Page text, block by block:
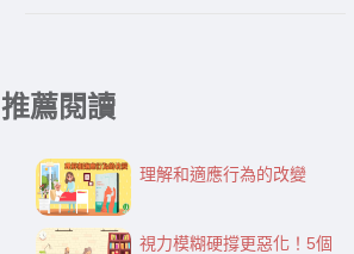
推薦閱讀
理解和適應行為的改變
視力模糊硬撐更惡化！5個